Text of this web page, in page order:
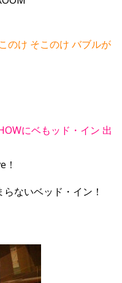
のけ そこのけ バブルが
にベもッド・イン 出
ないベッド・イン！